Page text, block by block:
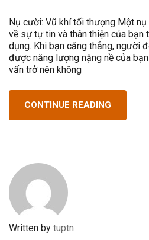
Nụ cười: Vũ khí tối thượng Một
về sự tự tin và thân thiện của bạn
dụng. Khi bạn căng thẳng, người
được năng lượng nặng nề của
vấn trở nên không
CONTINUE READING
Written by tuptn